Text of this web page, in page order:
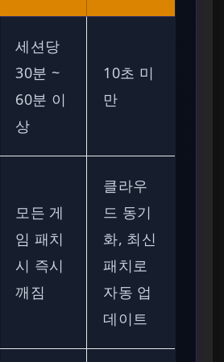
세션당
30분 ~
60분 이
상
10초 미
만
모든 게
임 패치
시 즉시
깨짐
클라우
드 동기
화, 최신
패치로
자동 업
데이트